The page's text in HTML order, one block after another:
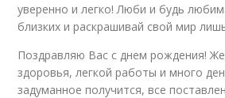
уверенно и легко! Люби и будь
близких и раскрашивай свой мир
Поздравляю Вас с днем рождения!
здоровья, легкой работы и много
задуманное получится, все